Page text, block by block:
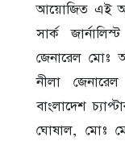
আয়োজিত এই
সার্ক
জেনারেল মোঃ
নীলা জেনারেল
বাংলাদেশ
ঘোষাল, মোঃ